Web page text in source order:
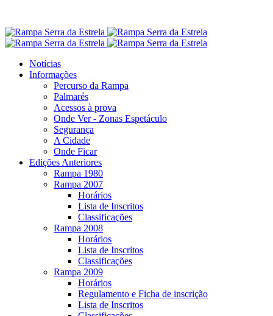
Notícias
Informações
Percurso da Rampa
Palmarés
Acessos à prova
Onde Ver - Zonas Espetáculo
Segurança
A Cidade
Onde Ficar
Edições Anteriores
Rampa 1980
Rampa 2007
Horários
Lista de Inscritos
Classificações
Rampa 2008
Horários
Lista de Inscritos
Classificações
Rampa 2009
Horários
Regulamento e Ficha de inscrição
Lista de Inscritos